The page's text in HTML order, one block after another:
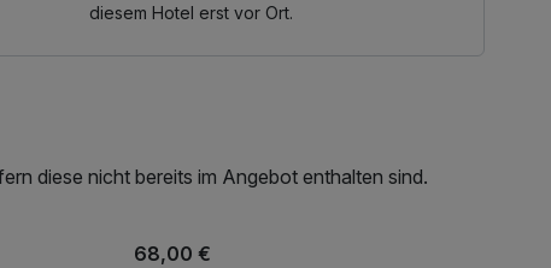
diesem Hotel erst vor Ort.
diese nicht bereits im Angebot enthalten sind.
68,00 €